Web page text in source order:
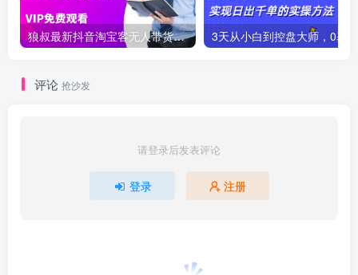
狼叔最新抖音淘宝客无人带货项目课程
评论 抢沙发
请登录后发表评论
登录 注册